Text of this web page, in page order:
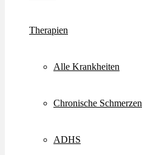
Therapien
Alle Krankheiten
Chronische Schmerzen
ADHS